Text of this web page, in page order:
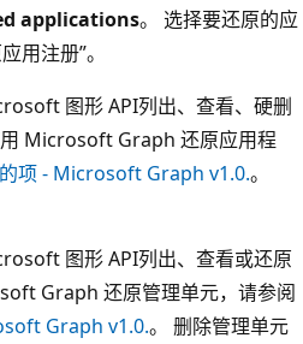
applications。 选择要还原的应
用注册”。
图形 API列出、查看、硬删
Microsoft Graph 还原应用程
项 - Microsoft Graph v1.0.。
图形 API列出、查看或还原
Graph 还原管理单元，请参阅
Graph v1.0.。 删除管理单元